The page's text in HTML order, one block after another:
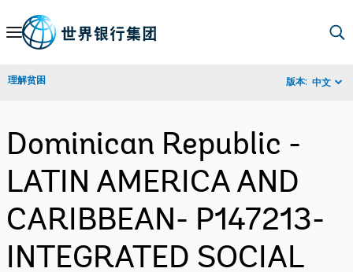
Skip
Navigation
理解贫困 版本: 中文
Dominican Republic -
LATIN AMERICA AND
CARIBBEAN- P147213-
INTEGRATED SOCIAL